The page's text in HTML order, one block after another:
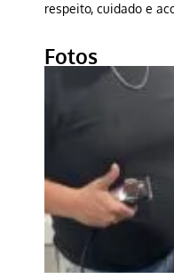
respeito, cuidado e
Fotos